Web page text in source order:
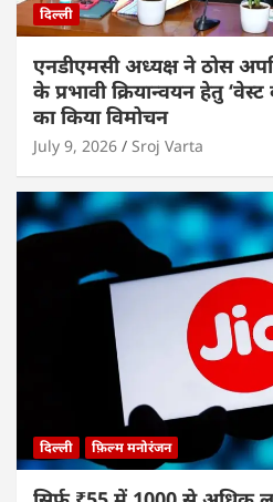
दिल्ली
एनडीएमसी अध्यक्ष ने ठोस
के प्रभावी क्रियान्वयन हेतु
का किया विमोचन
July 9, 2026 Sroj Varta
दिल्ली फ़िल्म मनोरंजन